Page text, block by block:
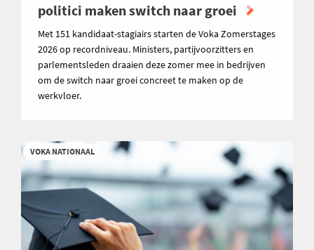
politici maken switch naar groei
Met 151 kandidaat-stagiairs starten de Voka Zomerstages
2026 op recordniveau. Ministers, partijvoorzitters en
parlementsleden draaien deze zomer mee in bedrijven
om de switch naar groei concreet te maken op de
werkvloer.
VOKA NATIONAAL